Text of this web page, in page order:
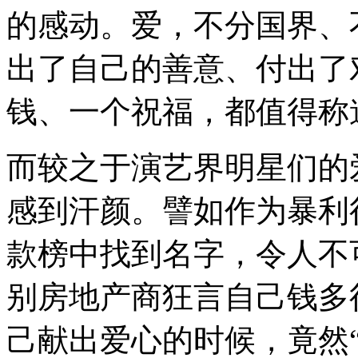
的感动。爱，不分国界
出了自己的善意、付出
钱、一个祝福，都值得称
而较之于演艺界明星们
感到汗颜。譬如作为暴
款榜中找到名字，令人
别房地产商狂言自己钱
己献出爱心的时候，竟